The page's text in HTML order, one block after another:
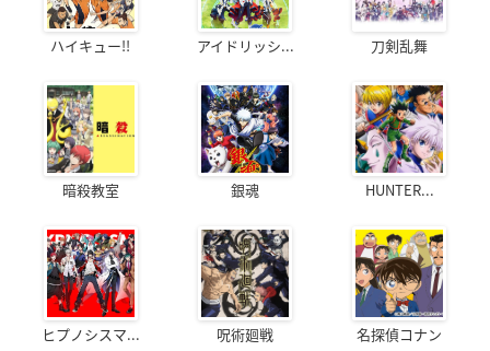
ハイキュー!! アイドリッシ... 刀剣乱舞
暗殺教室 銀魂 HUNTER...
ヒプノシスマ... 呪術廻戦 名探偵コナン